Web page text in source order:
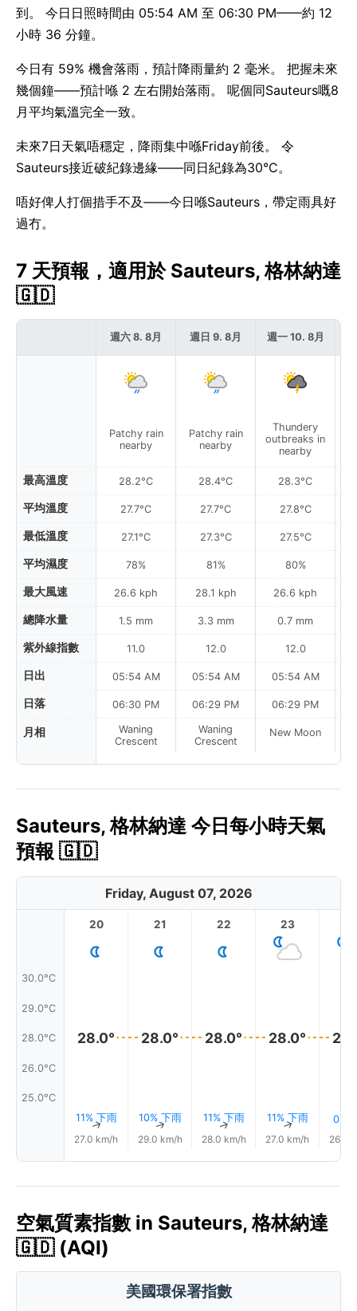
到。 今日日照時間由 05:54 AM 至 06:30 PM——約 12
小時 36 分鐘。
今日有 59% 機會落雨，預計降雨量約 2 毫米。 把握未來
幾個鐘——預計喺 2 左右開始落雨。 呢個同Sauteurs嘅8
月平均氣溫完全一致。
未來7日天氣唔穩定，降雨集中喺Friday前後。 令
Sauteurs接近破紀錄邊緣——同日紀錄為30°C。
唔好俾人打個措手不及——今日喺Sauteurs，帶定雨具好
過冇。
7 天預報，適用於 Sauteurs, 格林納達
🇬🇩
最高溫度
平均溫度
最低溫度
平均濕度
最大風速
總降水量
紫外線指數
日出
日落
月相
週六 8. 8月
Patchy rain
nearby
28.2°C
27.7°C
27.1°C
78%
26.6 kph
1.5 mm
11.0
05:54 AM
06:30 PM
Waning
Crescent
週日 9. 8月
Patchy rain
nearby
28.4°C
27.7°C
27.3°C
81%
28.1 kph
3.3 mm
12.0
05:54 AM
06:29 PM
Waning
Crescent
週一 10. 8月
Thundery
outbreaks in
nearby
28.3°C
27.8°C
27.5°C
80%
26.6 kph
0.7 mm
12.0
05:54 AM
06:29 PM
New Moon
Sauteurs, 格林納達 今日每小時天氣
預報 🇬🇩
Friday, August 07, 2026
30.0°C
29.0°C
28.0°C
26.0°C
25.0°C
20
28.0°
11% 下雨
↑
27.0 km/h
21
28.0°
10% 下雨
↑
29.0 km/h
22
28.0°
11% 下雨
↑
28.0 km/h
23
28.0°
11% 下雨
↑
27.0 km/h
0.0
26.0
空氣質素指數 in Sauteurs, 格林納達
🇬🇩 (AQI)
美國環保署指數